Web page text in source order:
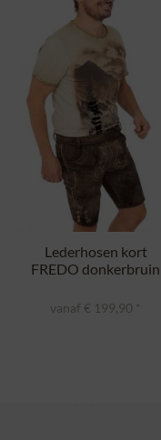
Lederhosen kort
FREDO donkerbruin
vanaf € 199,90 *